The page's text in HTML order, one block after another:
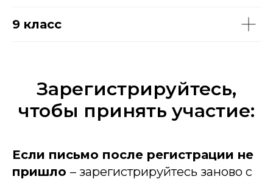
9 класс
Зарегистрируйтесь,
чтобы принять участие:
Если письмо после регистрации не
пришло – зарегистрируйтесь заново с